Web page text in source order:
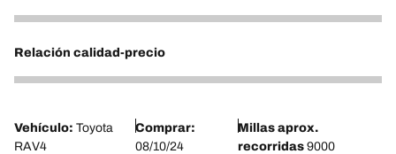
5
Relación calidad-precio
4
Vehículo: Toyota
RAV4
Comprar:
08/10/24
Millas aprox.
recorridas 9000